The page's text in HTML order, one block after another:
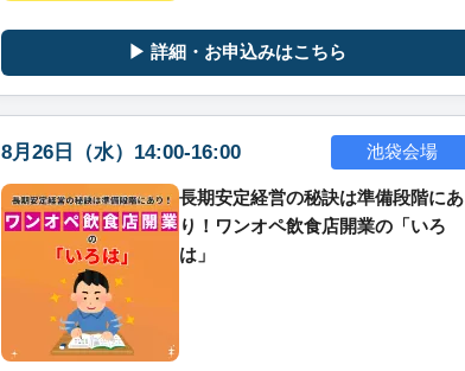
▶ 詳細・お申込みはこちら
8月26日（水）14:00-16:00 池袋会場
長期安定経営の秘訣は準備段階にあ
り！ワンオペ飲食店開業の「いろ
は」